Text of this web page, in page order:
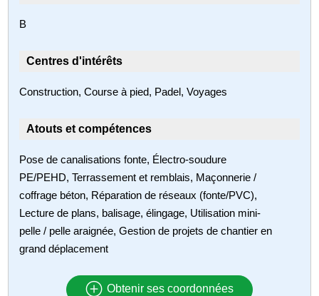
B
Centres d'intérêts
Construction, Course à pied, Padel, Voyages
Atouts et compétences
Pose de canalisations fonte, Électro-soudure
PE/PEHD, Terrassement et remblais, Maçonnerie /
coffrage béton, Réparation de réseaux (fonte/PVC),
Lecture de plans, balisage, élingage, Utilisation mini-
pelle / pelle araignée, Gestion de projets de chantier en
grand déplacement
Obtenir ses coordonnées